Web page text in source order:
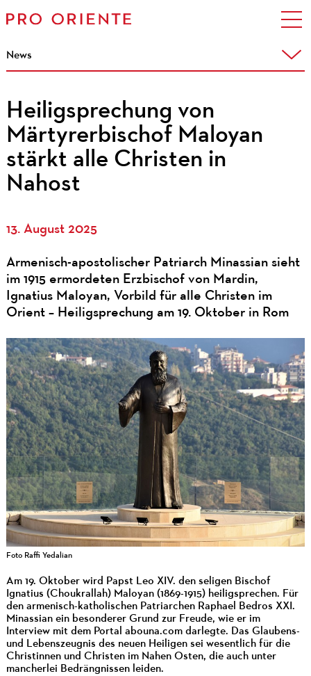
News
Heiligsprechung von
Märtyrerbischof Maloyan
stärkt alle Christen in
Nahost
13. August 2025
Armenisch-apostolischer Patriarch Minassian sieht
im 1915 ermordeten Erzbischof von Mardin,
Ignatius Maloyan, Vorbild für alle Christen im
Orient – Heiligsprechung am 19. Oktober in Rom
Foto Raffi Yedalian
Am 19. Oktober wird Papst Leo XIV. den seligen Bischof
Ignatius (Choukrallah) Maloyan (1869-1915) heiligsprechen. Für
den armenisch-katholischen Patriarchen Raphael Bedros XXI.
Minassian ein besonderer Grund zur Freude, wie er im
Interview mit dem Portal abouna.com darlegte. Das Glaubens-
und Lebenszeugnis des neuen Heiligen sei wesentlich für die
Christinnen und Christen im Nahen Osten, die auch unter
mancherlei Bedrängnissen leiden.